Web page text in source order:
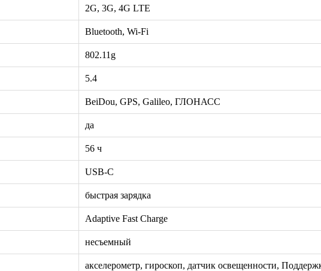
2G, 3G, 4G LTE
Bluetooth, Wi-Fi
802.11g
5.4
BeiDou, GPS, Galileo, ГЛОНАСС
да
56 ч
USB-C
быстрая зарядка
Adaptive Fast Charge
несъемный
акселерометр, гироскоп, датчик освещенности,